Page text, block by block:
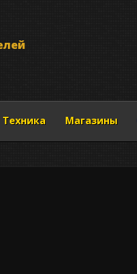
лей
Техника Магазины